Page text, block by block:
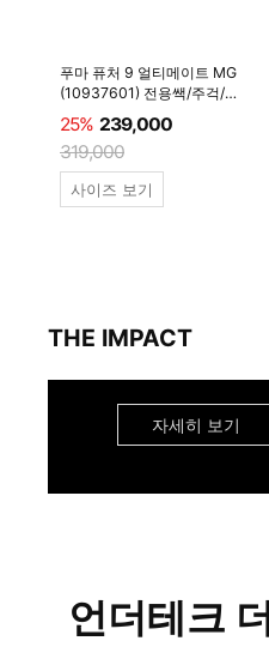
푸마 퓨처 9 얼티메이트 MG
(10937601) 전용쌕/주걱/
양말 #
25% 239,000
319,000
사이즈 보기
THE IMPACT
자세히 보기
언더테크